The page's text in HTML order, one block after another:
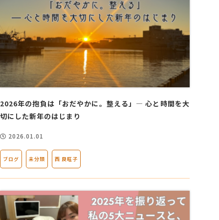
2026年の抱負は「おだやかに。整える」― 心と時間を大
切にした新年のはじまり
2026.01.01
ブログ 未分類 西 良旺子